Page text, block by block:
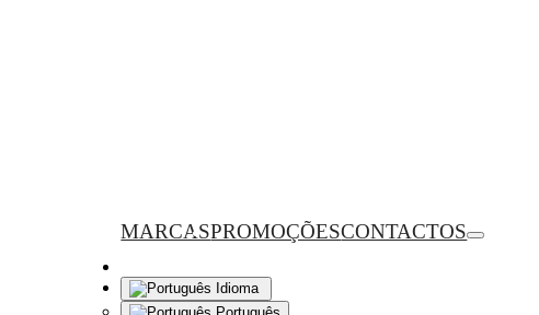
MARCASPROMOÇÕESCONTACTOS
Idioma